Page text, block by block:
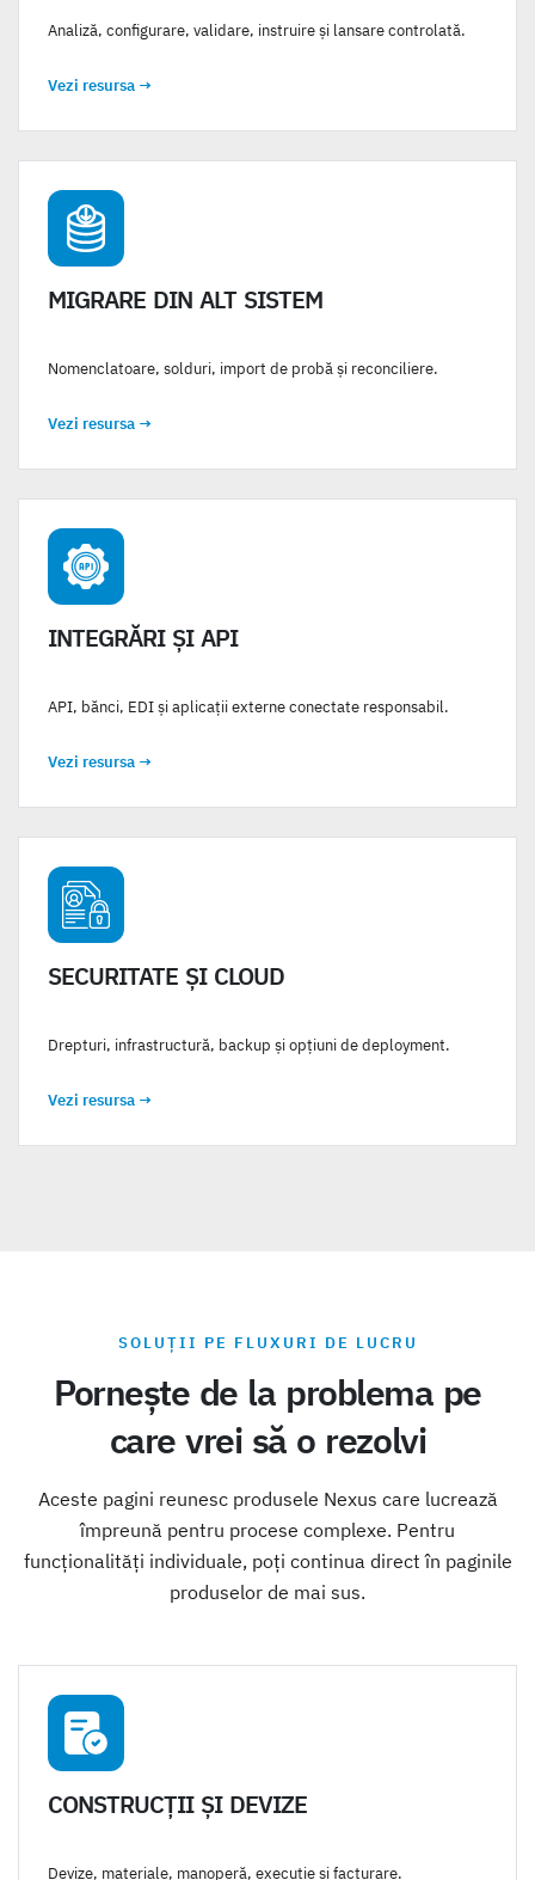
Analiză, configurare, validare, instruire și lansare controlată.
Vezi resursa →
MIGRARE DIN ALT SISTEM
Nomenclatoare, solduri, import de probă și reconciliere.
Vezi resursa →
INTEGRĂRI ȘI API
API, bănci, EDI și aplicații externe conectate responsabil.
Vezi resursa →
SECURITATE ȘI CLOUD
Drepturi, infrastructură, backup și opțiuni de deployment.
Vezi resursa →
SOLUȚII PE FLUXURI DE LUCRU
Pornește de la problema pe
care vrei să o rezolvi
Aceste pagini reunesc produsele Nexus care lucrează
împreună pentru procese complexe. Pentru
funcționalități individuale, poți continua direct în paginile
produselor de mai sus.
CONSTRUCȚII ȘI DEVIZE
Devize, materiale, manoperă, execuție și facturare.